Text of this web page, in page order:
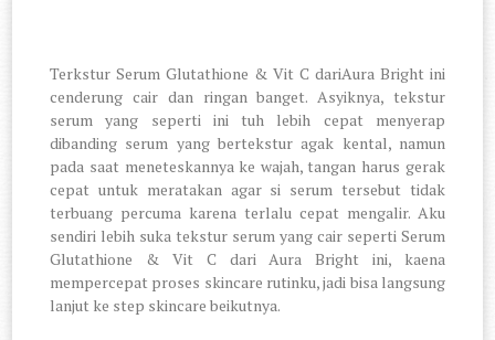
Terkstur Serum Glutathione & Vit C dariAura Bright ini
cenderung cair dan ringan banget. Asyiknya, tekstur
serum yang seperti ini tuh lebih cepat menyerap
dibanding serum yang bertekstur agak kental, namun
pada saat meneteskannya ke wajah, tangan harus gerak
cepat untuk meratakan agar si serum tersebut tidak
terbuang percuma karena terlalu cepat mengalir. Aku
sendiri lebih suka tekstur serum yang cair seperti Serum
Glutathione & Vit C dari Aura Bright ini, kaena
mempercepat proses skincare rutinku, jadi bisa langsung
lanjut ke step skincare beikutnya.